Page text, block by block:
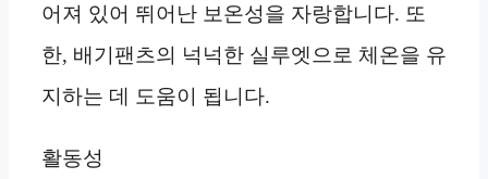
어져 있어 뛰어난 보온성을 자랑합니다. 또
한, 배기팬츠의 넉넉한 실루엣으로 체온을 유
지하는 데 도움이 됩니다.
활동성